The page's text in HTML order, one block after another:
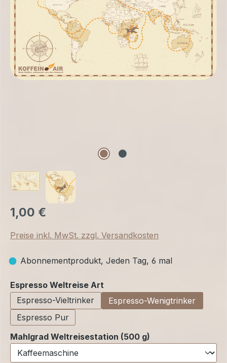
1,00 €
Preise inkl. MwSt. zzgl. Versandkosten
Abonnementprodukt, Jeden Tag, 6 mal
Espresso Weltreise Art
Espresso-Vieltrinker
Espresso-Wenigtrinker
Espresso Pur
Mahlgrad Weltreisestation (500 g)